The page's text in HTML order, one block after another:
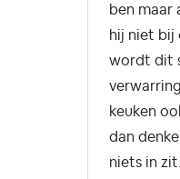
ben maar
hij niet bij
wordt dit
keuken
dan
niets in